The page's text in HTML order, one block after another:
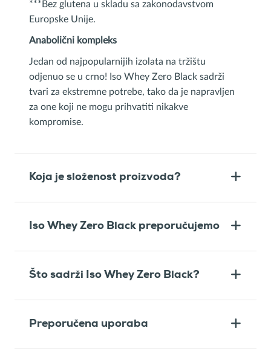
***Bez glutena u skladu sa zakonodavstvom
Europske Unije.
Anabolični kompleks
Jedan od najpopularnijih izolata na tržištu
odjenuo se u crno! Iso Whey Zero Black sadrži
tvari za ekstremne potrebe, tako da je napravljen
za one koji ne mogu prihvatiti nikakve
kompromise.
Koja je složenost proizvoda?
Iso Whey Zero Black preporučujemo
Što sadrži Iso Whey Zero Black?
Preporučena uporaba